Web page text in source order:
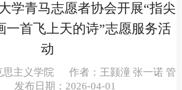
学青马志愿者协会开展“指尖
一首飞上天的诗”志愿服务活
动
思主义学院 作者：王颢潼 张一诺 管
发布日期：2026-04-01